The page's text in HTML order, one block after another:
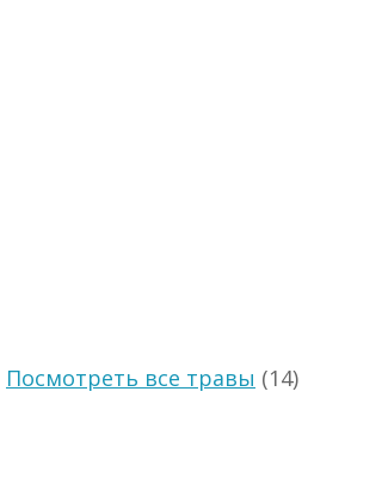
Посмотреть все травы (14)